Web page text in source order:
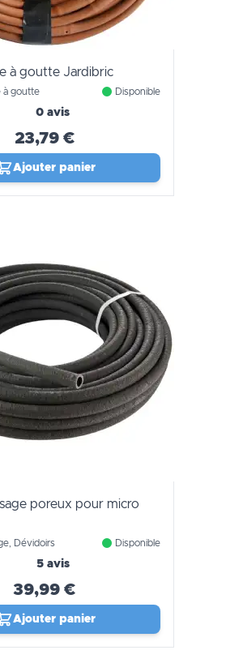
à goutte Jardibric
à goutte Disponible
0 avis
23,79 €
Ajouter panier
poreux pour micro
Dévidoirs Disponible
5 avis
39,99 €
Ajouter panier